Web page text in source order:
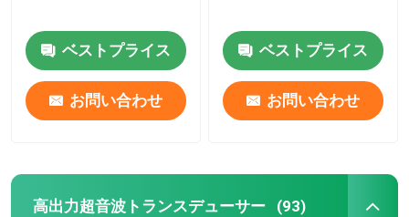
ベストプライス
お問い合わせ
ベストプライス
お問い合わせ
高出力超音波トランスデューサー (93)